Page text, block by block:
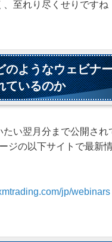
至れり尽くせりですね
のようなウェビナ
ているのか
たい翌月分まで公開され
ジの以下サイトで最新
jp/webinars